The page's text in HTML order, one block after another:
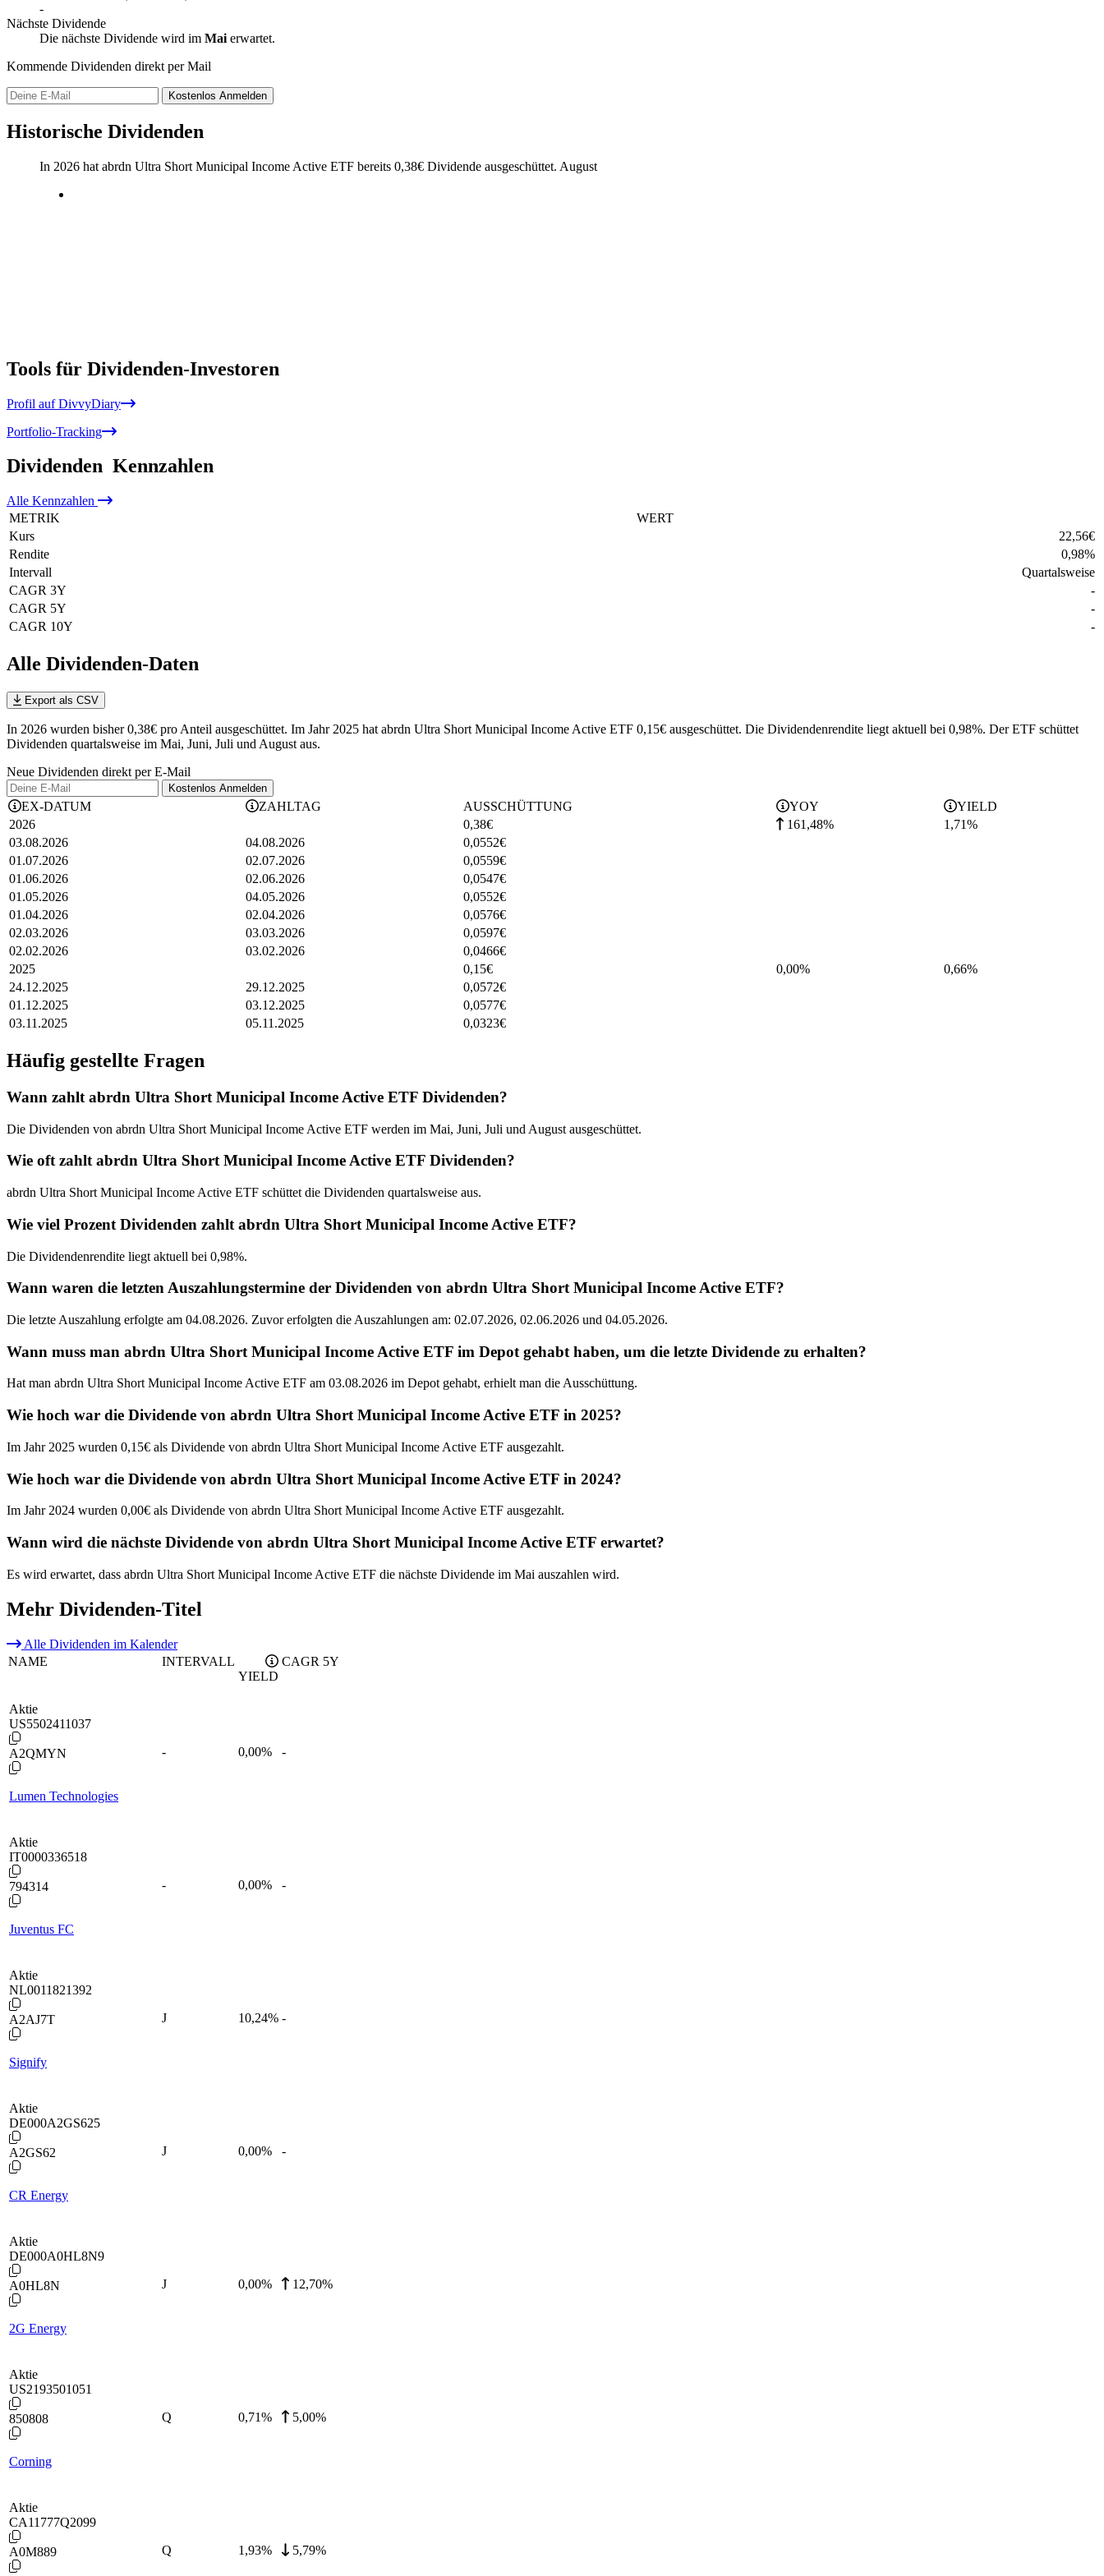
-
Nächste Dividende
Die nächste Dividende wird im Mai erwartet.
Kommende Dividenden direkt per Mail
Kostenlos Anmelden
Historische Dividenden
In 2026 hat abrdn Ultra Short Municipal Income Active ETF bereits 0,38€ Dividende ausgeschüttet. August
Tools für Dividenden-Investoren
Profil auf DivvyDiary
Portfolio-Tracking
Dividenden Kennzahlen
Alle Kennzahlen
METRIK
WERT
Kurs
22,56€
Rendite
0,98%
Intervall
Quartalsweise
CAGR 3Y
-
CAGR 5Y
-
CAGR 10Y
-
Alle Dividenden-Daten
Export als CSV
In 2026 wurden bisher 0,38€ pro Anteil ausgeschüttet. Im Jahr 2025 hat abrdn Ultra Short Municipal Income Active ETF 0,15€ ausgeschüttet. Die Dividendenrendite liegt aktuell bei 0,98%. Der ETF schüttet
Dividenden quartalsweise im Mai, Juni, Juli und August aus.
Neue Dividenden direkt per E-Mail
Kostenlos Anmelden
EX-DATUM ZAHLTAG AUSSCHÜTTUNG YOY
YIELD
2026
0,38€ 161,48% 1,71%
03.08.2026
04.08.2026 0,0552€
01.07.2026
02.07.2026 0,0559€
01.06.2026
02.06.2026 0,0547€
01.05.2026
04.05.2026 0,0552€
01.04.2026
02.04.2026 0,0576€
02.03.2026
03.03.2026 0,0597€
02.02.2026
03.02.2026 0,0466€
2025
0,15€ 0,00% 0,66%
24.12.2025
29.12.2025 0,0572€
01.12.2025
03.12.2025 0,0577€
03.11.2025
05.11.2025 0,0323€
Häufig gestellte Fragen
Wann zahlt abrdn Ultra Short Municipal Income Active ETF Dividenden?
Die Dividenden von abrdn Ultra Short Municipal Income Active ETF werden im Mai, Juni, Juli und August ausgeschüttet.
Wie oft zahlt abrdn Ultra Short Municipal Income Active ETF Dividenden?
abrdn Ultra Short Municipal Income Active ETF schüttet die Dividenden quartalsweise aus.
Wie viel Prozent Dividenden zahlt abrdn Ultra Short Municipal Income Active ETF?
Die Dividendenrendite liegt aktuell bei 0,98%.
Wann waren die letzten Auszahlungstermine der Dividenden von abrdn Ultra Short Municipal Income Active ETF?
Die letzte Auszahlung erfolgte am 04.08.2026. Zuvor erfolgten die Auszahlungen am: 02.07.2026, 02.06.2026 und 04.05.2026.
Wann muss man abrdn Ultra Short Municipal Income Active ETF im Depot gehabt haben, um die letzte Dividende zu erhalten?
Hat man abrdn Ultra Short Municipal Income Active ETF am 03.08.2026 im Depot gehabt, erhielt man die Ausschüttung.
Wie hoch war die Dividende von abrdn Ultra Short Municipal Income Active ETF in 2025?
Im Jahr 2025 wurden 0,15€ als Dividende von abrdn Ultra Short Municipal Income Active ETF ausgezahlt.
Wie hoch war die Dividende von abrdn Ultra Short Municipal Income Active ETF in 2024?
Im Jahr 2024 wurden 0,00€ als Dividende von abrdn Ultra Short Municipal Income Active ETF ausgezahlt.
Wann wird die nächste Dividende von abrdn Ultra Short Municipal Income Active ETF erwartet?
Es wird erwartet, dass abrdn Ultra Short Municipal Income Active ETF die nächste Dividende im Mai auszahlen wird.
Mehr Dividenden-Titel
Alle Dividenden im Kalender
NAME
INTERVALL
YIELD
CAGR 5Y
Aktie
US5502411037
A2QMYN
Lumen Technologies
- 0,00% -
Aktie
IT0000336518
794314
Juventus FC
- 0,00% -
Aktie
NL0011821392
A2AJ7T
Signify
J 10,24% -
Aktie
DE000A2GS625
A2GS62
CR Energy
J 0,00% -
Aktie
DE000A0HL8N9
A0HL8N
2G Energy
J 0,00% 12,70%
Aktie
US2193501051
850808
Corning
Q 0,71% 5,00%
Aktie
CA11777Q2099
A0M889 Q 1,93% 5,79%